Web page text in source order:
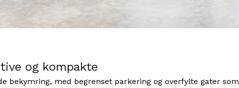
og kompakte
bekymring, med begrenset parkering og overfylte gater